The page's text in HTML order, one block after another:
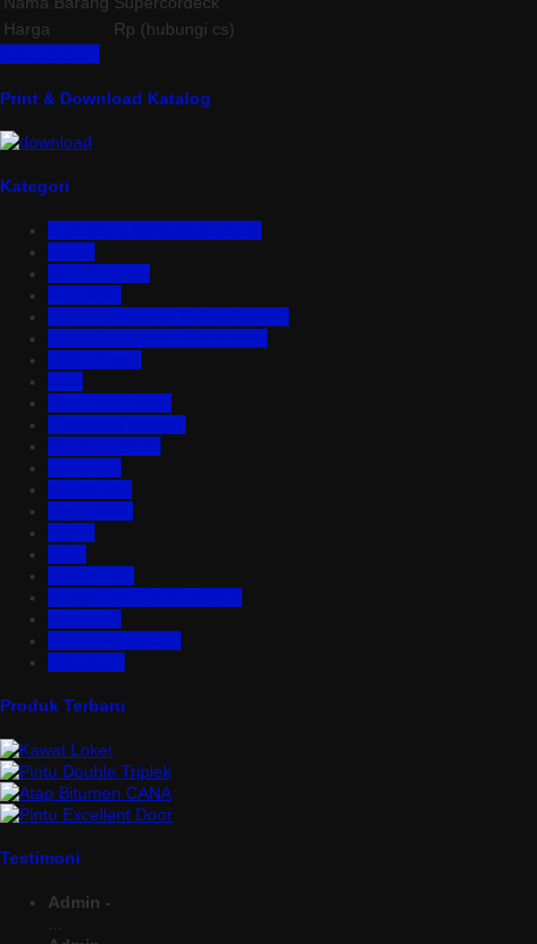
Harga
Rp (hubungi cs)
Print & Download Katalog
Kategori
Produk Terbaru
Testimoni
Admin -